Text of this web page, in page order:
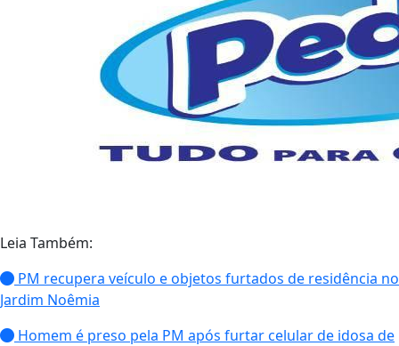
Leia Também:
PM recupera veículo e objetos furtados de residência no
Jardim Noêmia
Homem é preso pela PM após furtar celular de idosa de